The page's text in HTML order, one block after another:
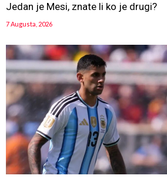
Jedan je Mesi, znate li ko je drugi?
7 Augusta, 2026